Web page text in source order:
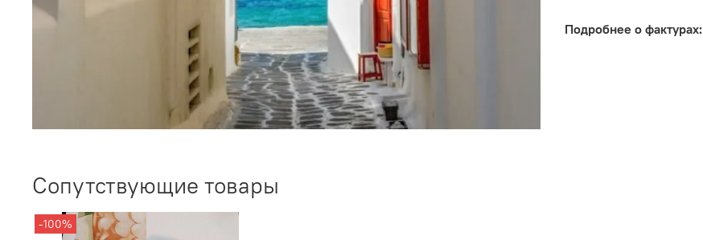
Подробнее о фактурах:
Сопутствующие товары
-100%